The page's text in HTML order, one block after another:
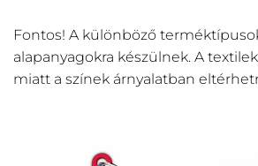
Fontos! A különböző
alapanyagokra készülnek. A
miatt a színek árnyalatban